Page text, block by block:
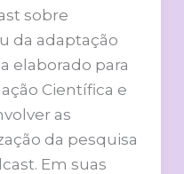
sobre
da adaptação
elaborado para
Científica e
as
da pesquisa
Em suas